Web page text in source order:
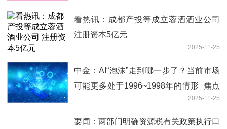
看热讯：成都产投等成立蓉酒酒业公司
注册资本5亿元
2025-11-25
中金：AI“泡沫”走到哪一步了？当前市场
可能更多处于1996~1998年的情形_焦点
2025-11-25
要闻：两部门明确资源税有关政策执行口